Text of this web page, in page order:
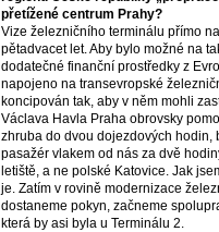
přetížené centrum Prahy?
Vize železničního terminálu přímo
pětadvacet let. Aby bylo možné na
dodatečné finanční prostředky z
napojeno na transevropské
koncipován tak, aby v něm mohli
Václava Havla Praha obrovsky
zhruba do dvou dojezdových hodin,
pasažér vlakem od nás za dvě
letiště, a ne polské Katovice. Jak
je. Zatím v rovině modernizace
dostaneme pokyn, začneme
která by asi byla u Terminálu 2.